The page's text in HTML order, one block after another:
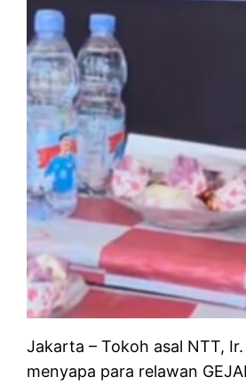
Jakarta – Tokoh asal NTT,
menyapa para relawan